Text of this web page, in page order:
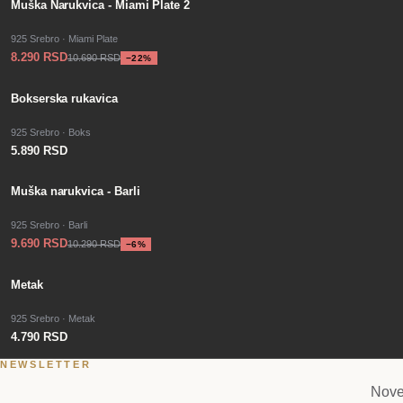
−22%
SALE
Muška Narukvica - Miami Plate 2
925 Srebro · Miami Plate
8.290 RSD10.690 RSD −22%
PO PORUDŽBINI
Bokserska rukavica
925 Srebro · Boks
5.890 RSD
−6%
SALE
Muška narukvica - Barli
925 Srebro · Barli
9.690 RSD10.290 RSD −6%
PO PORUDŽBINI
Metak
925 Srebro · Metak
4.790 RSD
NEWSLETTER